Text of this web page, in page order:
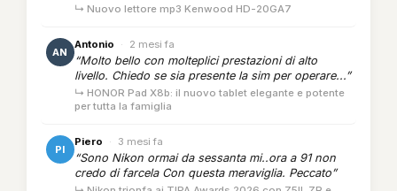
↳ Nuovo lettore mp3 Kenwood HD-20GA7
AN
Antonio · 2 mesi fa
“Molto bello con molteplici prestazioni di alto
livello. Chiedo se sia presente la sim per operare...”
↳ HONOR Pad X8b: il nuovo tablet elegante e potente
per tutta la famiglia
PI
Piero · 3 mesi fa
“Sono Nikon ormai da sessanta mi..ora a 91 non
credo di farcela Con questa meraviglia. Peccato”